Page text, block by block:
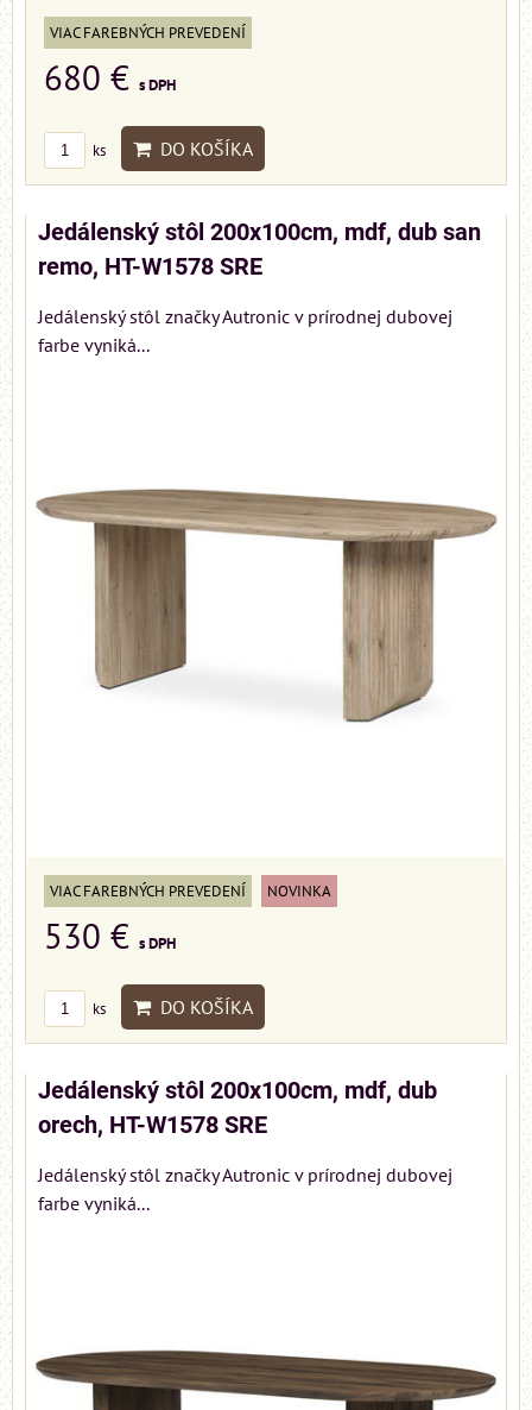
VIAC FAREBNÝCH PREVEDENÍ
680 € s DPH
ks DO KOŠÍKA
Jedálenský stôl 200x100cm, mdf, dub san
remo, HT-W1578 SRE
Jedálenský stôl značky Autronic v prírodnej dubovej
farbe vyniká...
VIAC FAREBNÝCH PREVEDENÍ NOVINKA
530 € s DPH
ks DO KOŠÍKA
Jedálenský stôl 200x100cm, mdf, dub
orech, HT-W1578 SRE
Jedálenský stôl značky Autronic v prírodnej dubovej
farbe vyniká...